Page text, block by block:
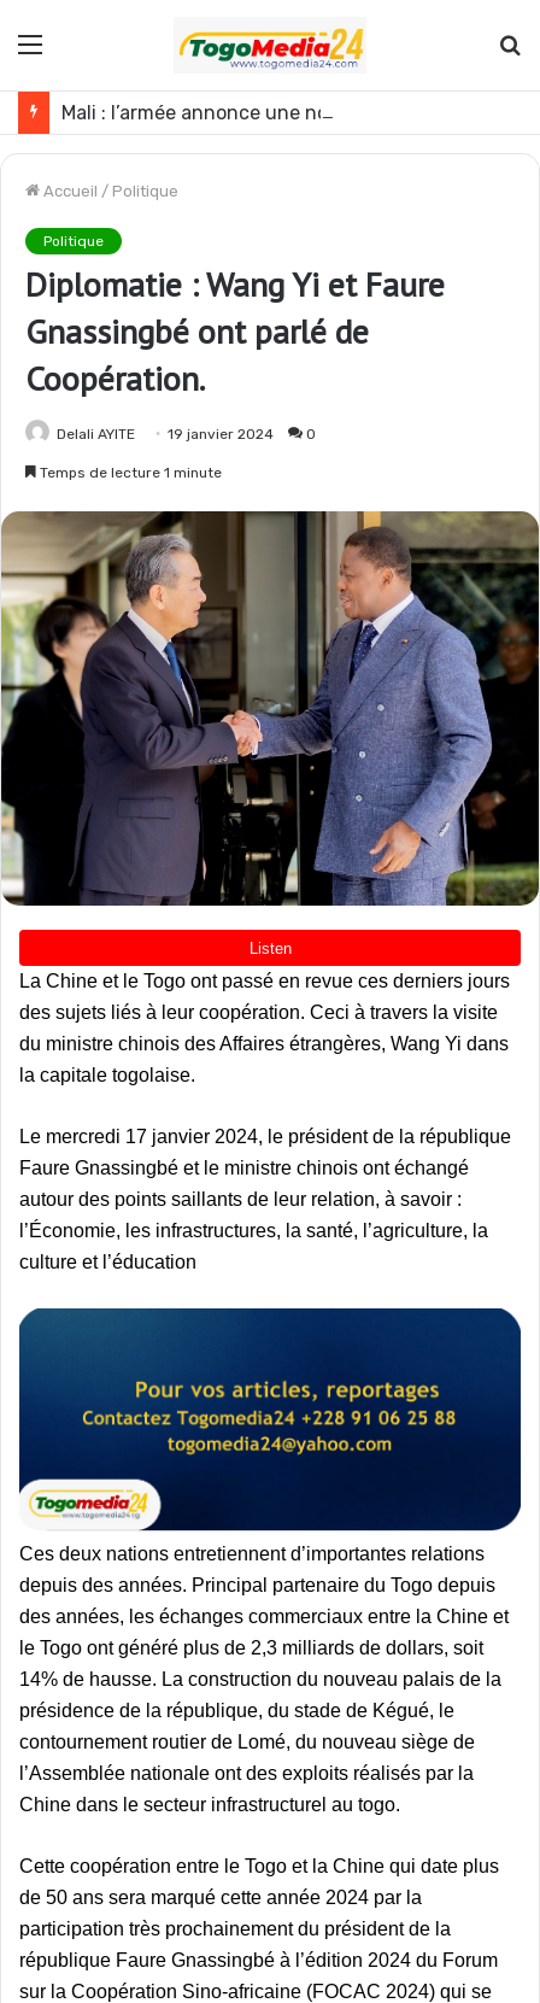
Menu
Accueil / Politique
Politique
Diplomatie : Wang Yi et Faure
Gnassingbé ont parlé de
Coopération.
Delali AYITE 19 janvier 2024 0
Temps de lecture 1 minute
La Chine et le Togo ont passé en revue ces derniers jours
des sujets liés à leur coopération. Ceci à travers la visite
du ministre chinois des Affaires étrangères, Wang Yi dans
la capitale togolaise.
Le mercredi 17 janvier 2024, le président de la république
Faure Gnassingbé et le ministre chinois ont échangé
autour des points saillants de leur relation, à savoir :
l’Économie, les infrastructures, la santé, l’agriculture, la
culture et l’éducation
Ces deux nations entretiennent d’importantes relations
depuis des années. Principal partenaire du Togo depuis
des années, les échanges commerciaux entre la Chine et
le Togo ont généré plus de 2,3 milliards de dollars, soit
14% de hausse. La construction du nouveau palais de la
présidence de la république, du stade de Kégué, le
contournement routier de Lomé, du nouveau siège de
l’Assemblée nationale ont des exploits réalisés par la
Chine dans le secteur infrastructurel au togo.
Cette coopération entre le Togo et la Chine qui date plus
de 50 ans sera marqué cette année 2024 par la
participation très prochainement du président de la
république Faure Gnassingbé à l’édition 2024 du Forum
sur la Coopération Sino-africaine (FOCAC 2024) qui se